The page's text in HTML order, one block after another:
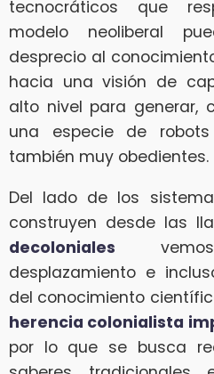
tecnocráticos que
modelo neoliberal
desprecio al
hacia una visión de
alto nivel para generar,
una especie de
también muy obedientes.
Del lado de los
construyen desde las
decoloniales
desplazamiento e
del conocimiento
herencia colonialista
por lo que se busca